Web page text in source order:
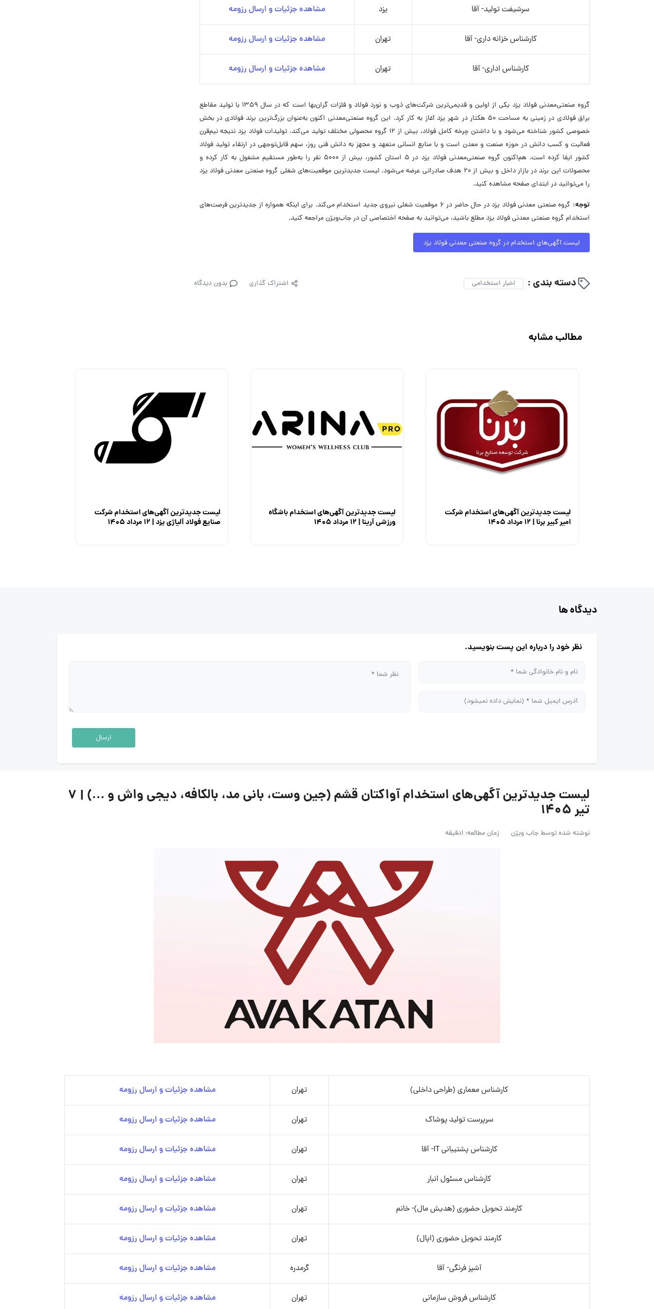
سرشیفت تولید- آقا یزد مشاهده جزئیات و ارسال رزومه
کارشناس خزانه داری- آقا تهران مشاهده جزئیات و ارسال رزومه
کارشناس اداری- آقا تهران مشاهده جزئیات و ارسال رزومه
گروه صنعتی‌معدنی فولاد یزد یکی از اولین و قدیمی‌ترین شرکت‌های ذوب و نورد فولاد و فلزات گران‌بها است که در سال ۱۳۵۹ با تولید مقاطع
براق فولادی در زمینی به مساحت ۵۰ هکتار در شهر یزد آغاز به کار کرد. این گروه صنعتی‌معدنی اکنون به‌عنوان بزرگ‌ترین برند فولادی در بخش
خصوصی کشور شناخته می‌شود و با داشتن چرخه کامل فولاد، بیش از ۱۲ گروه محصولی مختلف تولید می‌کند. تولیدات فولاد یزد نتیجه نیم‌قرن
فعالیت و کسب دانش در حوزه صنعت و معدن است و با منابع انسانی متعهد و مجهز به دانش فنی روز، سهم قابل‌توجهی در ارتقاء تولید فولاد
کشور ایفا کرده است. هم‌اکنون گروه صنعتی‌معدنی فولاد یزد در ۵ استان کشور، بیش از ۵۰۰۰ نفر را به‌طور مستقیم مشغول به کار کرده و
محصولات این برند در بازار داخل و بیش از ۲۰ هدف صادراتی عرضه می‌شود. لیست جدیدترین موقعیت‌های شغلی گروه صنعتی معدنی فولاد یزد
را می‌توانید در ابتدای صفحه مشاهده کنید.
توجه:
گروه صنعتی معدنی فولاد یزد در حال حاضر در ۶ موقعیت شغلی نیروی جدید استخدام می‌کند. برای اینکه همواره از جدیدترین فرصت‌های
استخدام گروه صنعتی معدنی فولاد یزد مطلع باشید، می‌توانید به صفحه اختصاصی آن در جاب‌ویژن مراجعه کنید.
لیست آگهی‌های استخدام در گروه صنعتی معدنی فولاد یزد
دسته بندی : اخبار استخدامی اشتراک گذاری بدون دیدگاه
مطالب مشابه
لیست جدیدترین آگهی‌های استخدام شرکت
امیر کبیر برنا | ۱۲ مرداد ۱۴۰۵
لیست جدیدترین آگهی‌های استخدام باشگاه
ورزشی آرینا | ۱۲ مرداد ۱۴۰۵
لیست جدیدترین آگهی‌های استخدام شرکت
صنایع فولاد آلیاژی یزد | ۱۲ مرداد ۱۴۰۵
دیدگاه ها
نظر خود را درباره این پست بنویسید.
ارسال
لیست جدیدترین آگهی‌های استخدام آواکتان قشم (جین وست، بانی مد، بالکافه، دیجی واش و …) | ۷
تیر ۱۴۰۵
نوشته شده توسطجاب ویژن زمان مطالعه: 1دقیقه
کارشناس معماری (طراحی داخلی) تهران مشاهده جزئیات و ارسال رزومه
سرپرست تولید پوشاک تهران مشاهده جزئیات و ارسال رزومه
کارشناس پشتیبانی IT- آقا تهران مشاهده جزئیات و ارسال رزومه
کارشناس مسئول انبار تهران مشاهده جزئیات و ارسال رزومه
کارمند تحویل حضوری (هدیش مال)- خانم تهران مشاهده جزئیات و ارسال رزومه
کارمند تحویل حضوری (اپال) تهران مشاهده جزئیات و ارسال رزومه
آشپز فرنگی- آقا گرمدره مشاهده جزئیات و ارسال رزومه
کارشناس فروش سازمانی تهران مشاهده جزئیات و ارسال رزومه